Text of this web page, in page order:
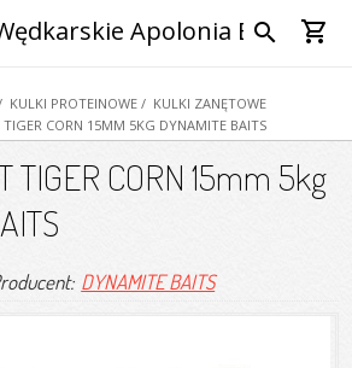
Apolonia Bytom
search shopping_cart
KULKI PROTEINOWE / KULKI ZANĘTOWE
/ KULKI SWEET TIGER CORN 15MM 5KG DYNAMITE BAITS
TIGER CORN 15mm 5kg
DYNAMITE BAITS